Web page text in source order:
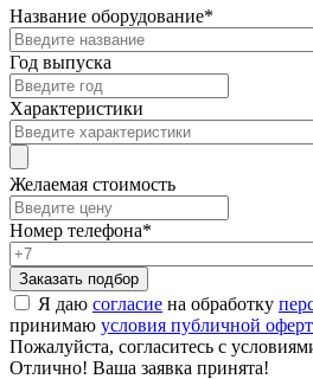
Название оборудование*
Год выпуска
Характеристики
Желаемая стоимость
Номер телефона*
Я даю согласие на обработку
принимаю условия публичной
Пожалуйста, согласитесь с
Отлично! Ваша заявка принята!